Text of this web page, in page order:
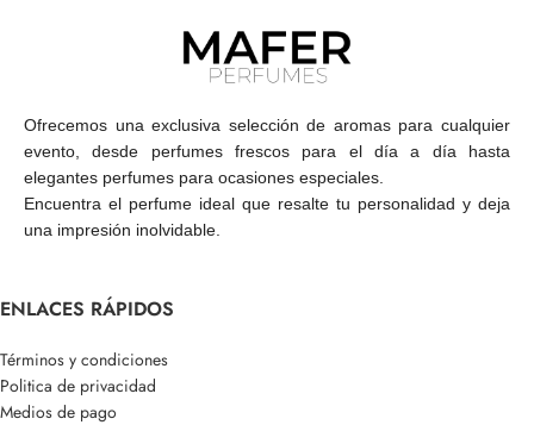
Ofrecemos una exclusiva selección de aromas para cualquier
evento, desde perfumes frescos para el día a día hasta
elegantes perfumes para ocasiones especiales.
Encuentra el perfume ideal que resalte tu personalidad y deja
una impresión inolvidable.
ENLACES RÁPIDOS
Términos y condiciones
Politica de privacidad
Medios de pago